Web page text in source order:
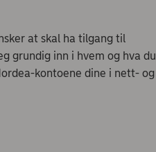
at skal ha tilgang til
grundig inn i hvem og hva du
kontoene dine i nett- og